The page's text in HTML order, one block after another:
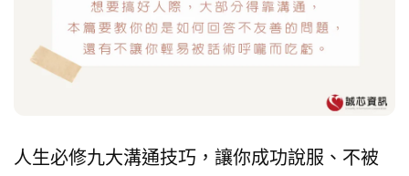
人生必修九大溝通技巧，讓你成功說服、不被